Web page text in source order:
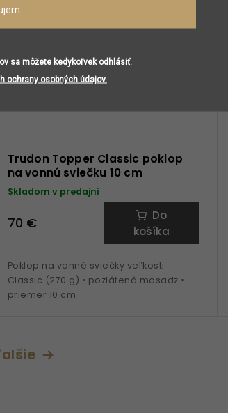
Trudon Topper Classic poklop
na vonnú sviečku 10 cm
Skladom v predajni
70 €
Do
košíka
Poklop na vonné sviečky veľkosti
Classic (270 g) • pozlátená mosadz •
priemer 10 cm
sa môžete kedykoľvek odhlásiť.
ochrany osobných údajov.